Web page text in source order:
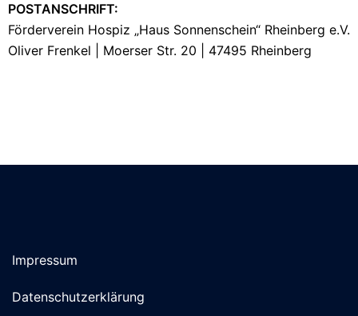
POSTANSCHRIFT:
Förderverein Hospiz „Haus Sonnenschein“ Rheinberg e.V.
Oliver Frenkel | Moerser Str. 20 | 47495 Rheinberg
Impressum
Datenschutzerklärung